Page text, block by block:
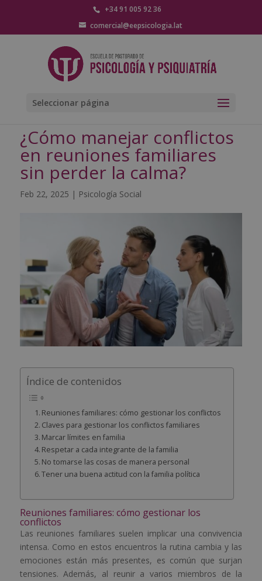
+34 91 005 92 36
comercial@eepsicologia.lat
Seleccionar página
¿Cómo manejar conflictos
en reuniones familiares
sin perder la calma?
Feb 22, 2025 | Psicología Social
Índice de contenidos
Reuniones familiares: cómo gestionar los conflictos
Claves para gestionar los conflictos familiares
Marcar límites en familia
Respetar a cada integrante de la familia
No tomarse las cosas de manera personal
Tener una buena actitud con la familia política
Reuniones familiares: cómo gestionar los
conflictos
Las reuniones familiares suelen implicar una convivencia
intensa. Como en estos encuentros la rutina cambia y las
emociones están más presentes, es común que surjan
tensiones. Además, al reunir a varios miembros de la